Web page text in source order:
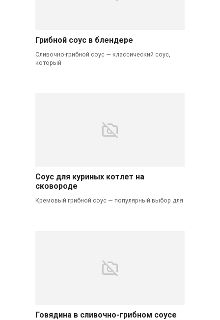
Грибной соус в блендере
Сливочно-грибной соус — классический соус,
который
Соус для куриных котлет на
сковороде
Кремовый грибной соус — популярный выбор для
Говядина в сливочно-грибном соусе